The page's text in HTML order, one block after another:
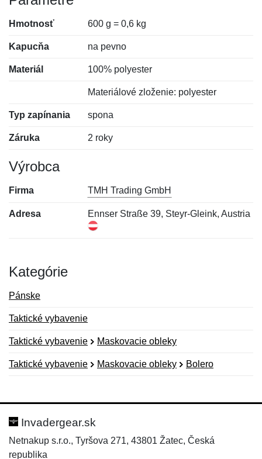
Hmotnosť 600 g = 0,6 kg
Kapucňa na pevno
Materiál 100% polyester
Materiálové zloženie: polyester
Typ zapínania spona
Záruka 2 roky
Výrobca
Firma TMH Trading GmbH
Adresa Ennser Straße 39, Steyr-Gleink, Austria
Kategórie
Pánske
Taktické vybavenie
Taktické vybavenie Maskovacie obleky
Taktické vybavenie Maskovacie obleky Bolero
Hodnotenie:
Meno:
Invadergear.sk
Netnakup s.r.o., Tyršova 271, 43801 Žatec, Česká
republika